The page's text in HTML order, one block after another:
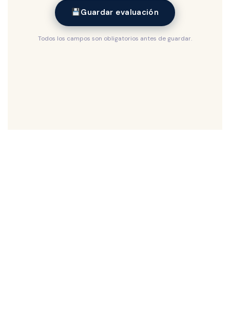
Guardar evaluación
Todos los campos son obligatorios antes de guardar.